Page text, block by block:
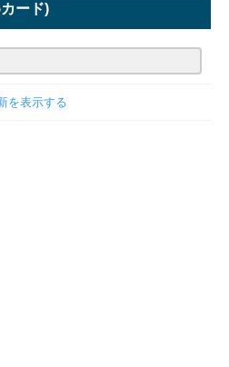
ード)
を表示する